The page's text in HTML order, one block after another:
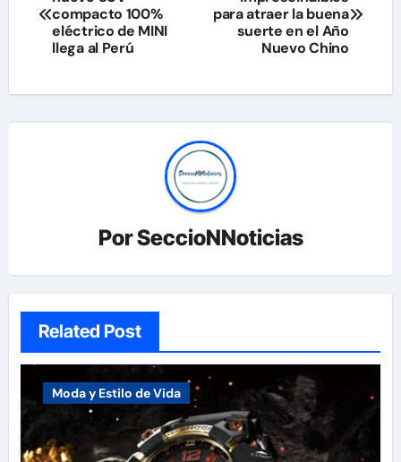
de
entradas
compacto 100%
eléctrico de MINI
llega al Perú
para atraer la buena
suerte en el Año
Nuevo Chino
PorSeccioNNoticias
Related Post
Moda y Estilo de Vida